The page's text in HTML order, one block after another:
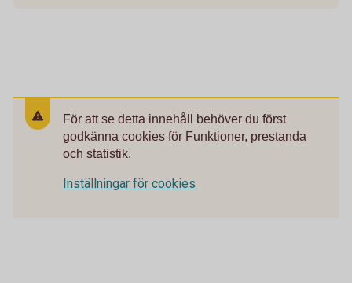
För att se detta innehåll behöver du först
godkänna cookies för Funktioner, prestanda
och statistik.
Inställningar för cookies